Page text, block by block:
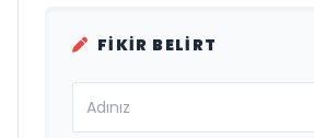
FIKIR BELIRT